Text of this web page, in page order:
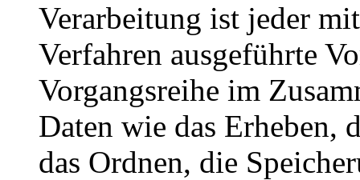
Verarbeitung ist jeder
Verfahren ausgeführte
Vorgangsreihe im
Daten wie das Erheben,
das Ordnen, die